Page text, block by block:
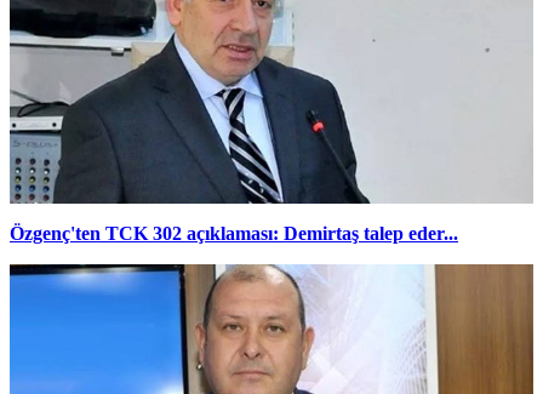
Özgenç'ten TCK 302 açıklaması: Demirtaş talep eder...